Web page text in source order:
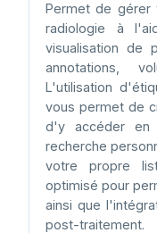
Permet de gérer
radiologie à
visualisation de
annotations,
L'utilisation
vous permet de
d'y accéder en
recherche
votre propre
optimisé pour
ainsi que
post-traitement.